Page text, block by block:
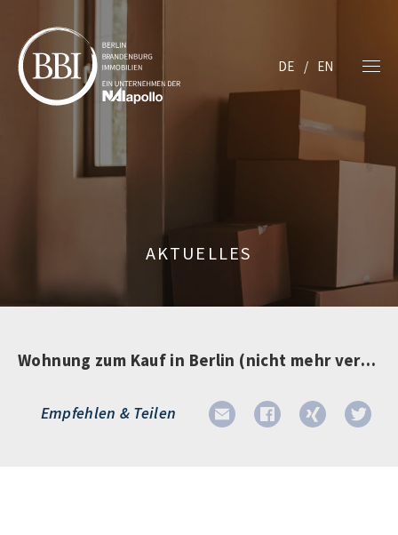
DE EN
AKTUELLES
Wohnung zum Kauf in Berlin (nicht mehr verfügbar)
Empfehlen & Teilen